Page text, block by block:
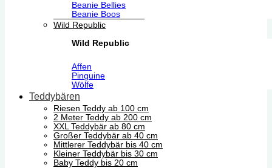
Beanie Bellies
Beanie Boos
Wild Republic
Wild Republic
Affen
Pinguine
Wölfe
Teddybären
Riesen Teddy ab 100 cm
2 Meter Teddy ab 200 cm
XXL Teddybär ab 80 cm
Großer Teddybär ab 40 cm
Mittlerer Teddybär bis 40 cm
Kleiner Teddybär bis 30 cm
Baby Teddy bis 20 cm